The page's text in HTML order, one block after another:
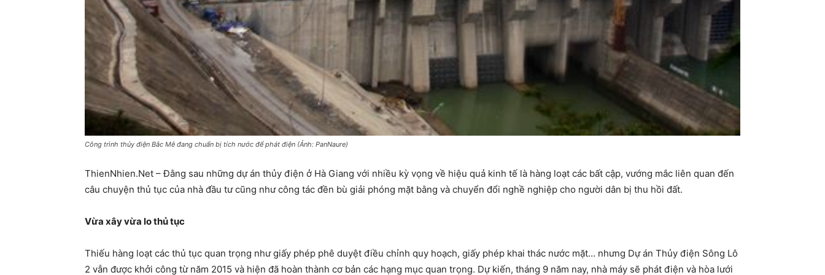
Công trình thủy điện Bắc Mê đang chuẩn bị tích nước để phát điện (Ảnh: PanNaure)
ThienNhien.Net – Đằng sau những dự án thủy điện ở Hà Giang với nhiều kỳ vọng về hiệu quả kinh tế là hàng loạt các bất cập, vướng mắc liên quan đến
câu chuyện thủ tục của nhà đầu tư cũng như công tác đền bù giải phóng mặt bằng và chuyển đổi nghề nghiệp cho người dân bị thu hồi đất.
Vừa xây vừa lo thủ tục
Thiếu hàng loạt các thủ tục quan trọng như giấy phép phê duyệt điều chỉnh quy hoạch, giấy phép khai thác nước mặt… nhưng Dự án Thủy điện Sông Lô
2 vẫn được khởi công từ năm 2015 và hiện đã hoàn thành cơ bản các hạng mục quan trọng. Dự kiến, tháng 9 năm nay, nhà máy sẽ phát điện và hòa lưới